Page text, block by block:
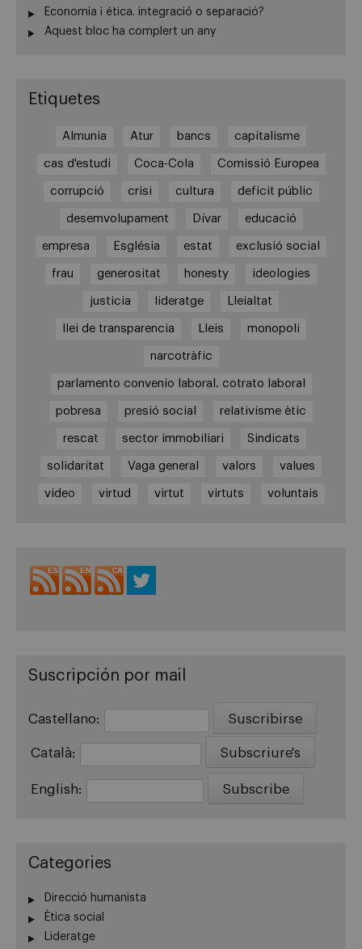
Economia i ética. integració o separació?
Aquest bloc ha complert un any
Etiquetes
Almunia Atur bancs capitalisme
cas d'estudi Coca-Cola Comissió Europea
corrupció crisi cultura deficit públic
desemvolupament Dívar educació
empresa Església estat exclusió social
frau generositat honesty ideologies
justicia lideratge Lleialtat
llei de transparencia Lleis monopoli
narcotràfic
parlamento convenio laboral. cotrato laboral
pobresa presió social relativisme ètic
rescat sector immobiliari Sindicats
solidaritat Vaga general valors values
video virtud virtut virtuts voluntais
Suscripción por mail
Castellano:
Català:
English:
Categories
Direcció humanista
Ètica social
Lideratge